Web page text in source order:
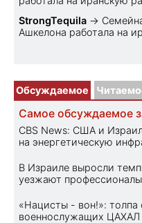
StrongTequila →
Ашкелона работала на
Обсуждаемое
Самое обсуждаемое
CBS News: США и
на энергетическую
В Израиле выросли
уезжают профессионалы
«Нацисты - вон!»: толпа
военнослужащих